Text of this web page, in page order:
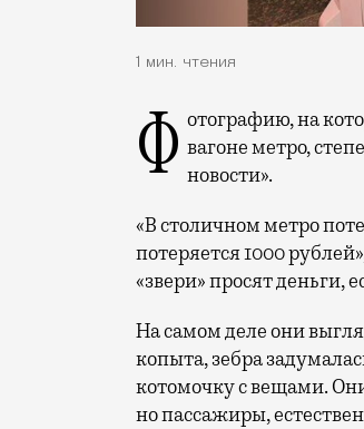
1 мин. чтения
Фотографию, на которой люди в ростовых костюмах жирафа, зебры и лося едут в вагоне метро,
новости».
«В столичном метро
потеряется 1000
«звери» просят деньги,
На самом деле они
копыта, зебра
котомочку с вещами.
но пассажиры,